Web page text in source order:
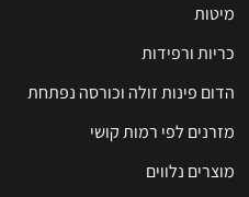
מיטות
כריות ורפידות
הדום פינות זולה וכורסה נפתחת
מזרנים לפי רמות קושי
מוצרים נלווים